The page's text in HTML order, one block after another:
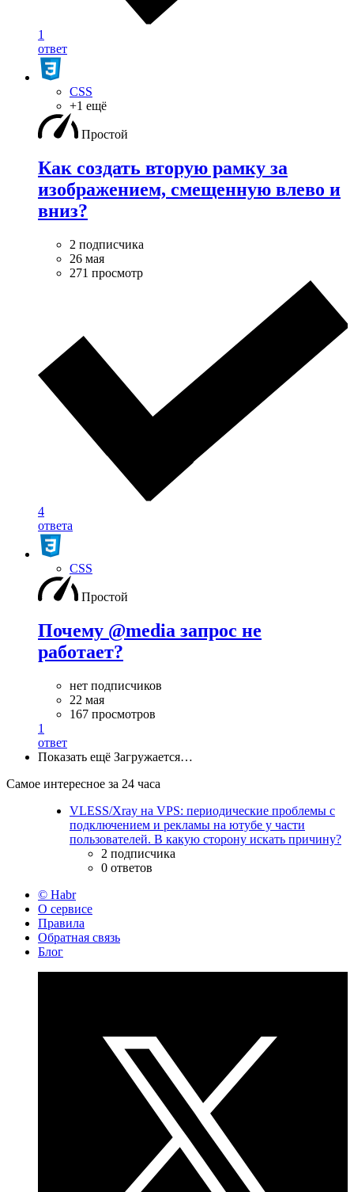
1
ответ
CSS
+1 ещё
Простой
Как создать вторую рамку за
изображением, смещенную влево и
вниз?
2 подписчика
26 мая
271 просмотр
4
ответа
CSS
Простой
Почему @media запрос не
работает?
нет подписчиков
22 мая
167 просмотров
1
ответ
Показать ещё Загружается…
Самое интересное за 24 часа
VLESS/Xray на VPS: периодические проблемы с
подключением и рекламы на ютубе у части
пользователей. В какую сторону искать причину?
2 подписчика
0 ответов
© Habr
О сервисе
Правила
Обратная связь
Блог